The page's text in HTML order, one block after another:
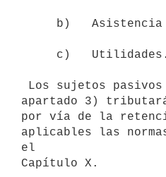
apartado 3)
por vía de la
aplicables las
el